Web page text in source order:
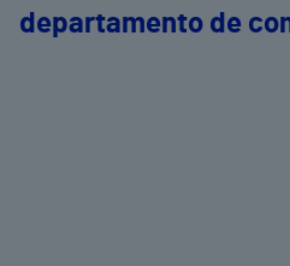
departamento de